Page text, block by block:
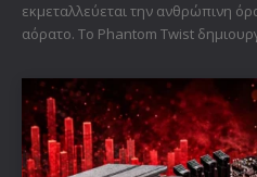
εκμεταλλεύεται την ανθρώπινη
αόρατο. Το Phantom Twist